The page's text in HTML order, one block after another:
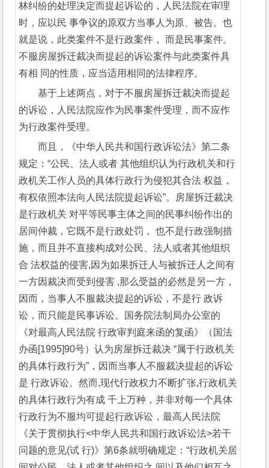
林纠纷的处理决定而提起诉讼的，人民法院在审理
时，应以民 事争议的原双方当事人为原、被告。也
就是说，此类案件不是行政案件， 而是民事案件。
不服房屋拆迁裁决而提起的诉讼案件与此类案件具
有相 同的性质，应当适用相同的法律程序。
基于上述两点，对于不服房屋拆迁裁决而提起
的诉讼，人民法院应作为民事案件受理，而不应作
为行政案件受理。
而且，《中华人民共和国行政诉讼法》第二条
规定：“公民、法人或者 其他组织认为行政机关和行
政机关工作人员的具体行政行为侵犯其合法 权益，
有权依照本法向人民法院提起诉讼”。房屋拆迁裁决
是行政机关 对平等民事主体之间的民事纠纷作出的
居间仲裁，它既不是行政处罚， 也不是行政强制措
施，而且并不直接构成对公民、法人或者其他组织
合 法权益的侵害,因为如果拆迁人与被拆迁人之间有
一方因裁决而受到侵害 ,那么受益的必然是另一方，
因而，当事人不服裁决提起的诉讼，不是行 政诉
讼，而只能是民事诉讼。国务院法制局办公室的
《对最高人民法院 行政审判庭来函的复函》（国法
办函[1995]90号）认为房屋拆迁裁决 “属于行政机关
的具体行政行为”，因而当事人不服裁决提起的诉讼
是 行政诉讼。然而,现代行政权力不断扩张,行政机关
的具体行政行为有成 千上万种，并非对每一个具体
行政行为不服均可提起行政诉讼，最高人民法院
《关于贯彻执行<中华人民共和国行政诉讼法>若干
问题的意见(试 行)》第6条就明确规定：“行政机关居